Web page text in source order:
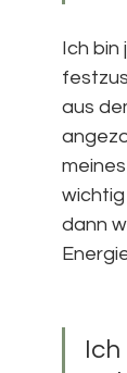
Ich
aus
wichtig
dann